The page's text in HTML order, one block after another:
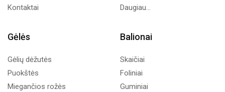
Kontaktai
Daugiau...
Gėlės
Gėlių dėžutės
Puokštės
Miegančios rožės
Balionai
Skaičiai
Foliniai
Guminiai